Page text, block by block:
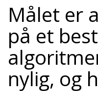
Målet er
på et
nylig, og